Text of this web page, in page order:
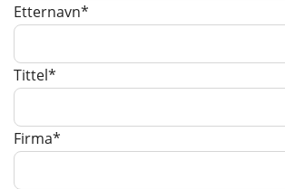
Etternavn*
Tittel*
Firma*